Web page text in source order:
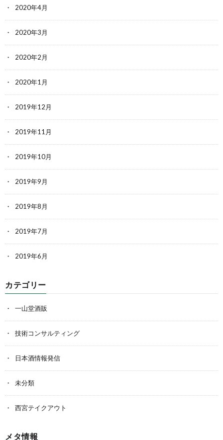
2020年4月
2020年3月
2020年2月
2020年1月
2019年12月
2019年11月
2019年10月
2019年9月
2019年8月
2019年7月
2019年6月
カテゴリー
一山堂酒販
技術コンサルティング
日本酒情報発信
未分類
西宮テイクアウト
メタ情報